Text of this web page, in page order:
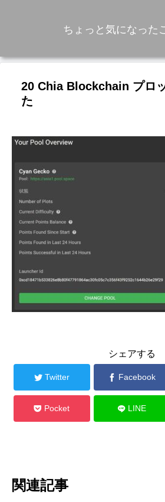
ちょっと気になった
20 Chia Blockchain プロ
た
シェアする
Twitter Facebook
Pocket LINE
関連記事